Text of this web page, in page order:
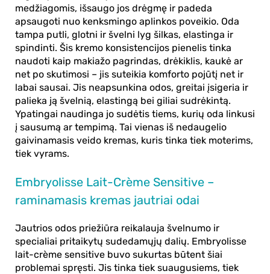
medžiagomis, išsaugo jos drėgmę ir padeda
apsaugoti nuo kenksmingo aplinkos poveikio. Oda
tampa putli, glotni ir švelni lyg šilkas, elastinga ir
spindinti. Šis kremo konsistencijos pienelis tinka
naudoti kaip makiažo pagrindas, drėkiklis, kaukė ar
net po skutimosi – jis suteikia komforto pojūtį net ir
labai sausai. Jis neapsunkina odos, greitai įsigeria ir
palieka ją švelnią, elastingą bei giliai sudrėkintą.
Ypatingai naudinga jo sudėtis tiems, kurių oda linkusi
į sausumą ar tempimą. Tai vienas iš nedaugelio
gaivinamasis veido kremas, kuris tinka tiek moterims,
tiek vyrams.
Embryolisse Lait-Crème Sensitive –
raminamasis kremas jautriai odai
Jautrios odos priežiūra reikalauja švelnumo ir
specialiai pritaikytų sudedamųjų dalių. Embryolisse
lait-crème sensitive buvo sukurtas būtent šiai
problemai spręsti. Jis tinka tiek suaugusiems, tiek